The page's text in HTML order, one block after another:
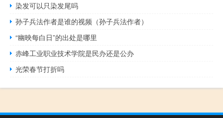
染发可以只染发尾吗
孙子兵法作者是谁的视频（孙子兵法作者）
“幽映每白日”的出处是哪里
赤峰工业职业技术学院是民办还是公办
光荣春节打折吗